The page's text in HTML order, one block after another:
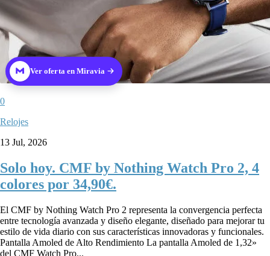
Ver oferta en Miravia
0
Relojes
13 Jul, 2026
Solo hoy. CMF by Nothing Watch Pro 2, 4
colores por 34,90€.
El CMF by Nothing Watch Pro 2 representa la convergencia perfecta
entre tecnología avanzada y diseño elegante, diseñado para mejorar tu
estilo de vida diario con sus características innovadoras y funcionales.
Pantalla Amoled de Alto Rendimiento La pantalla Amoled de 1,32»
del CMF Watch Pro...